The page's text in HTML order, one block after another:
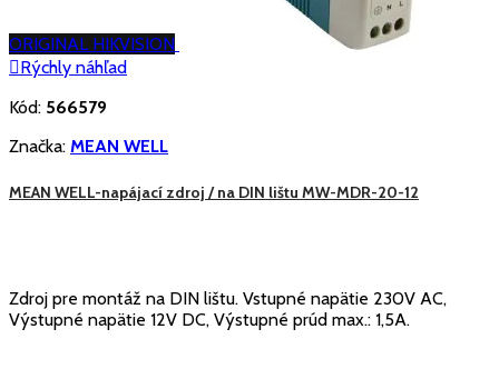
ORIGINAL HIKVISION
Rýchly náhľad
Kód: 566579
Značka: MEAN WELL
MEAN WELL-napájací zdroj / na DIN lištu MW-MDR-20-12
Zdroj pre montáž na DIN lištu. Vstupné napätie 230V AC,
Výstupné napätie 12V DC, Výstupné prúd max.: 1,5A.